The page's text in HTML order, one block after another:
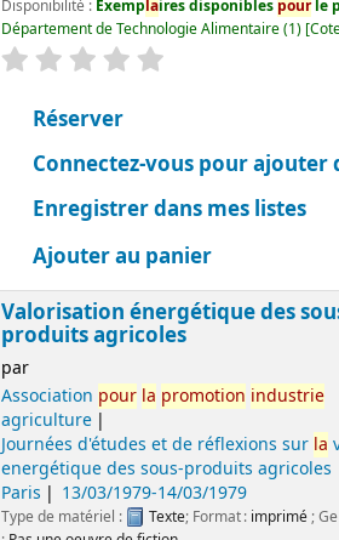
Disponibilité : Exemplaires disponibles pourle
Département de Technologie Alimentaire(1)
évaluation
Réserver
Connectez-vous pour ajouter
Enregistrer dans mes listes
Ajouter au panier
Valorisation énergétique des
produits agricoles
par
Association pour la promotion industrie
agriculture
Journées d'études et de réflexions sur la
energétique des sous-produits agricoles
Paris
13/03/1979-14/03/1979
Type de matériel : Texte; Format : imprimé ;